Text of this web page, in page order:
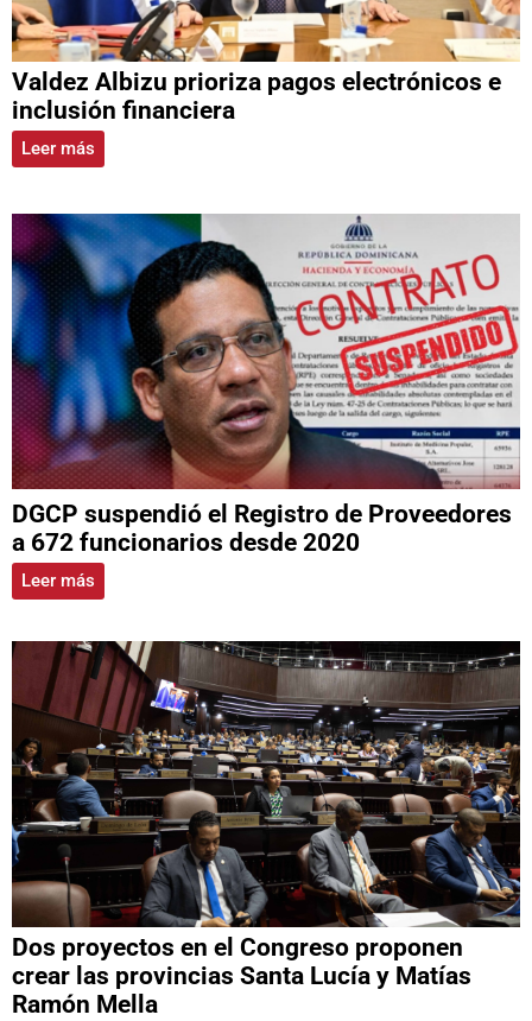
Valdez Albizu prioriza pagos electrónicos e
inclusión financiera
Leer más
DGCP suspendió el Registro de Proveedores
a 672 funcionarios desde 2020
Leer más
Dos proyectos en el Congreso proponen
crear las provincias Santa Lucía y Matías
Ramón Mella